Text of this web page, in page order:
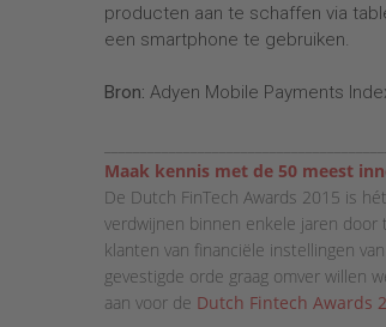
producten aan te schaffen via
een smartphone te gebruiken.
Bron: Adyen Mobile Payments
Maak kennis met de 50 meest
De Dutch FinTech Awards 2015 is
verdwijnen binnen enkele jaren door
klanten van financiële instellingen
gevestigde orde graag omver willen
aan voor de Dutch Fintech Awards